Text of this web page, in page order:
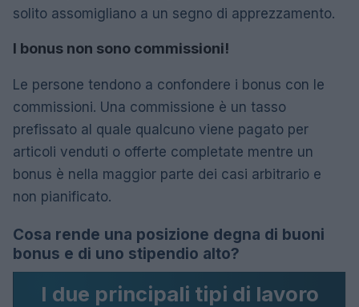
solito assomigliano a un segno di apprezzamento.
I bonus non sono commissioni!
Le persone tendono a confondere i bonus con le
commissioni. Una commissione è un tasso
prefissato al quale qualcuno viene pagato per
articoli venduti o offerte completate mentre un
bonus è nella maggior parte dei casi arbitrario e
non pianificato.
Cosa rende una posizione degna di buoni
bonus e di uno stipendio alto?
I due principali tipi di lavoro